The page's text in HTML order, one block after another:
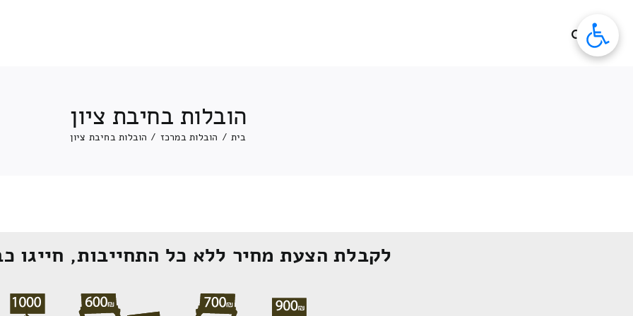
הובלות בחיבת ציון
בית / הובלות במרכז / הובלות בחיבת ציון
לקבלת הצעת מחיר ללא כל התחייבות, חייגו